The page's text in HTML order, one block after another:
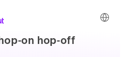
on hop-off